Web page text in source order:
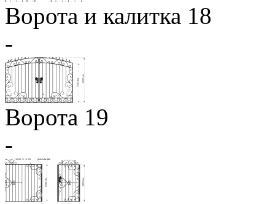
Ворота и калитка 18
-
Ворота 19
-